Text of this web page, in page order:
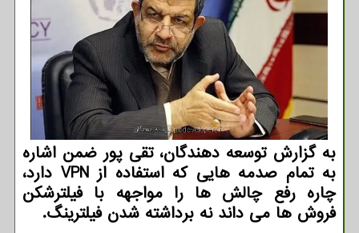
به گزارش توسعه دهندگان، تقی پور ضمن اشاره
به تمام صدمه هایی که استفاده از VPN دارد،
چاره رفع چالش ها را مواجهه با فیلترشکن
فروش ها می داند نه برداشته شدن فیلترینگ.